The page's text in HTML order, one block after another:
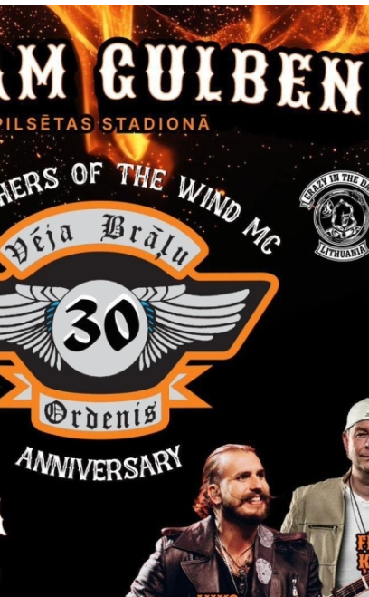
informācija bija noderīga?
Sniegt atsauksmi